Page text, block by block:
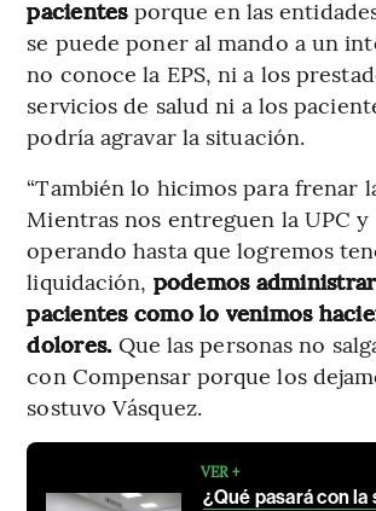
pacientes porque en las
se puede poner al mando a un
no conoce la EPS, ni a los
servicios de salud ni a los
podría agravar la situación.
“También lo hicimos para frenar
Mientras nos entreguen la UPC y
operando hasta que logremos
liquidación, podemos
pacientes como lo venimos
dolores. Que las personas no
con Compensar porque los
sostuvo Vásquez.
VER +
¿Qué pasará con la